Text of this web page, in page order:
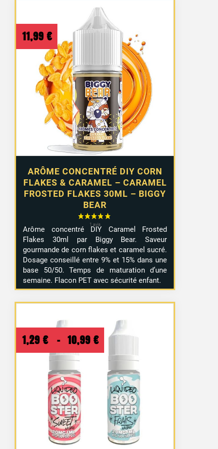
ARÔME CONCENTRÉ DIY CORN
FLAKES & CARAMEL – CARAMEL
FROSTED FLAKES 30ML – BIGGY
BEAR
11,99 €
Arôme concentré DIY Caramel Frosted
Flakes 30ml par Biggy Bear. Saveur
gourmande de corn flakes et caramel sucré.
Dosage conseillé entre 9% et 15% dans une
base 50/50. Temps de maturation d’une
semaine. Flacon PET avec sécurité enfant.
1,29 € – 10,99 €
Plage
de
prix :
1,29 €
10,99 €